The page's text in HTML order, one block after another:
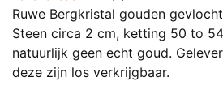
Ruwe Bergkristal gouden
Steen circa 2 cm, ketting 50 to
natuurlijk geen echt goud.
deze zijn los verkrijgbaar.